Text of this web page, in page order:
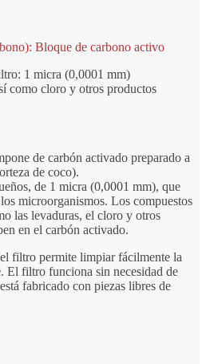
Bloque de carbono activo
1 micra (0,0001 mm)
como cloro y otros productos
de carbón activado preparado a
de coco).
de 1 micra (0,0001 mm), que
microorganismos. Los compuestos
las levaduras, el cloro y otros
en el carbón activado.
filtro permite limpiar fácilmente la
El filtro funciona sin necesidad de
fabricado con piezas libres de